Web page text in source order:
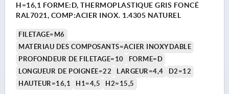
H=16,1 FORME:D, THERMOPLASTIQUE GRIS FONCÉ
RAL7021, COMP:ACIER INOX. 1.4305 NATUREL
FILETAGE=M6
MATÉRIAU DES COMPOSANTS=ACIER INOXYDABLE
PROFONDEUR DE FILETAGE=10
FORME=D
LONGUEUR DE POIGNÉE=22
LARGEUR=4,4
D2=12
HAUTEUR=16,1
H1=4,5 H2=15,5